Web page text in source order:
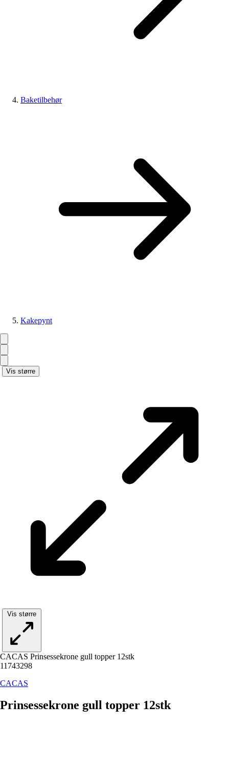
Baketilbehør
Kakepynt
Vis større
Vis større
CACAS Prinsessekrone gull topper 12stk
11743298
CACAS
Prinsessekrone gull topper 12stk